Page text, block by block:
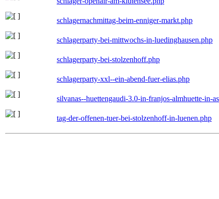
schlagernachmittag-beim-enniger-markt.php
schlagerparty-bei-mittwochs-in-luedinghausen.php
schlagerparty-bei-stolzenhoff.php
schlagerparty-xxl--ein-abend-fuer-elias.php
silvanas--huettengaudi-3.0-in-franjos-almhuette-in-
tag-der-offenen-tuer-bei-stolzenhoff-in-luenen.php